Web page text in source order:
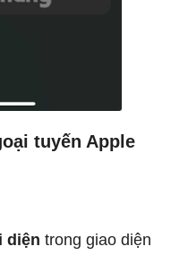
tuyến Apple
diện trong giao diện